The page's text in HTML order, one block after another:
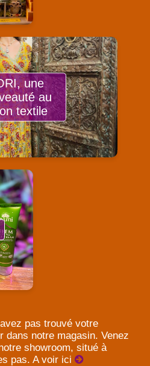
une
au
textile
pas trouvé votre
dans notre magasin. Venez
showroom, situé à
pas. A voir ici